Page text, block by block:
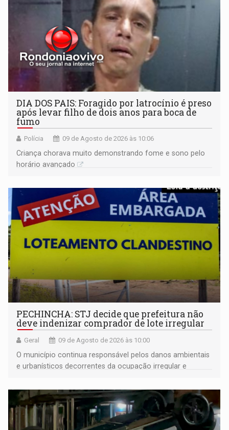
DIA DOS PAIS: Foragido por latrocínio é preso
após levar filho de dois anos para boca de
fumo
Polícia 09 de Agosto de 2026 às 10:06
Criança chorava muito demonstrando fome e sono pelo
horário avançado
PECHINCHA: STJ decide que prefeitura não
deve indenizar comprador de lote irregular
Geral 09 de Agosto de 2026 às 10:00
O município continua responsável pelos danos ambientais
e urbanísticos decorrentes da ocupação irregular e